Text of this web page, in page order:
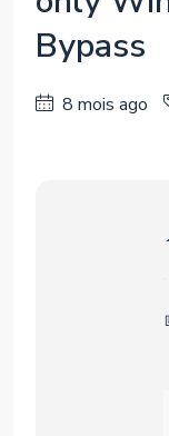
Bypass
8 mois ago